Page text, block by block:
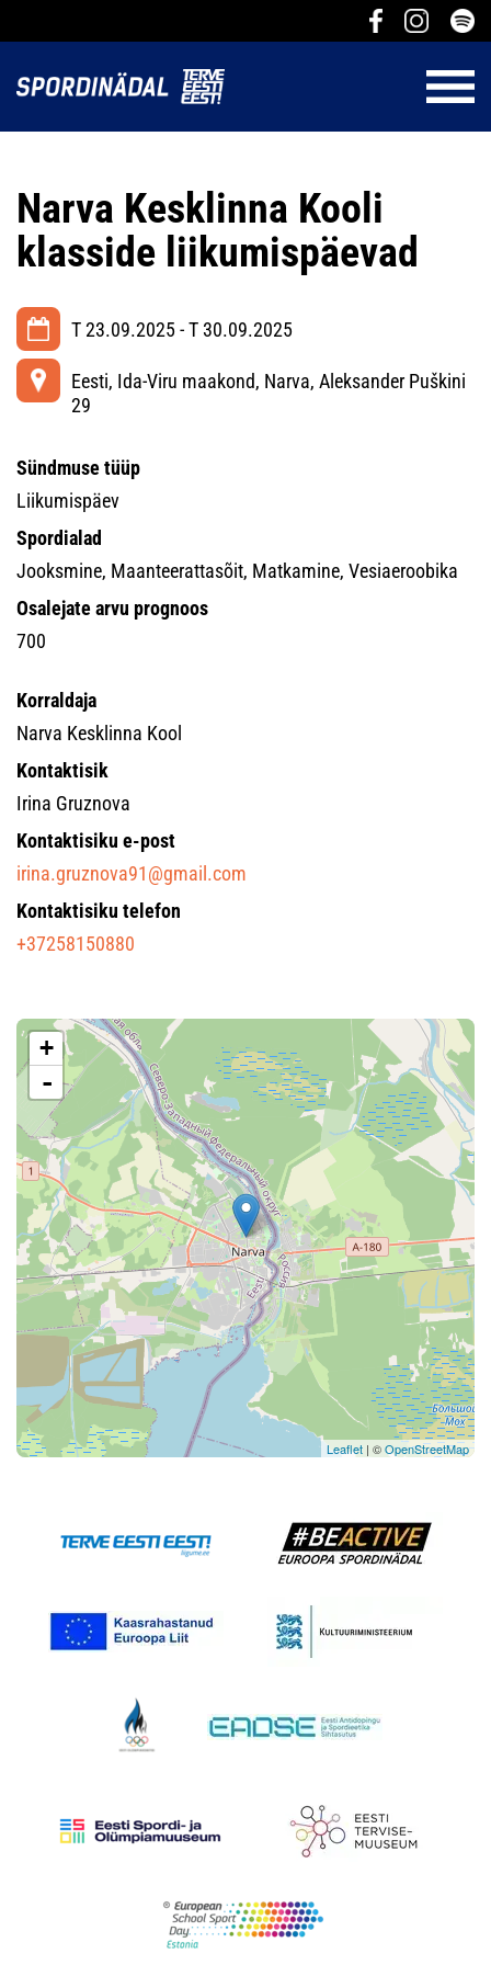
Narva Kesklinna Kooli
klasside liikumispäevad
T 23.09.2025 - T 30.09.2025
Eesti, Ida-Viru maakond, Narva, Aleksander Puškini
29
Sündmuse tüüp
Liikumispäev
Spordialad
Jooksmine, Maanteerattasõit, Matkamine, Vesiaeroobika
Osalejate arvu prognoos
700
Korraldaja
Narva Kesklinna Kool
Kontaktisik
Irina Gruznova
Kontaktisiku e-post
irina.gruznova91@gmail.com
Kontaktisiku telefon
+37258150880
+
-
Leaflet | ©OpenStreetMap